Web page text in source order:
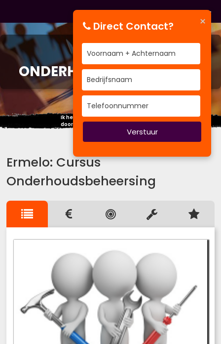
CURSUS
ONDERHOUDSBEHEERSING
Ik heb in mijn leven meer geleerd
door te luisteren dan door te spreken.
Ermelo: Cursus
Onderhoudsbeheersing
×
Direct Contact?
Verstuur